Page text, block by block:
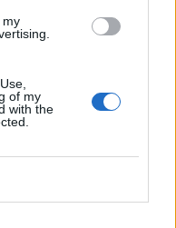
my
of my
with the
napon belüli